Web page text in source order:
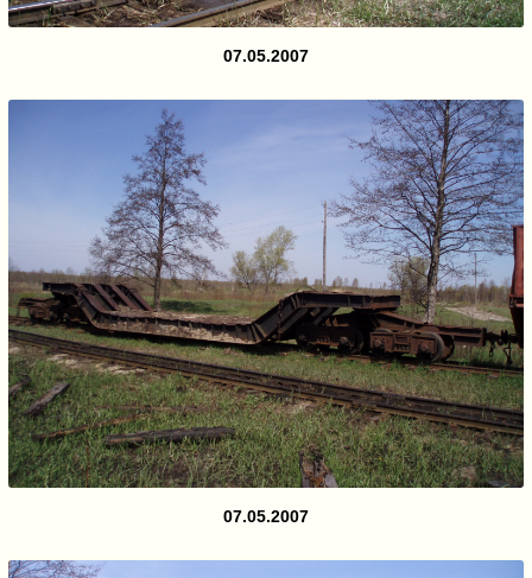
07.05.2007
07.05.2007